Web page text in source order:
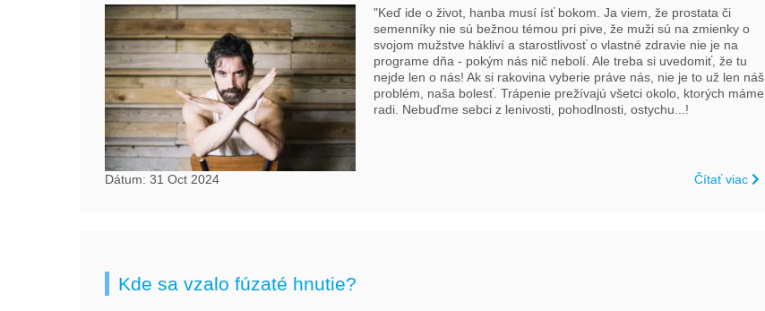
"Keď ide o život, hanba musí ísť bokom. Ja viem, že prostata či
semenníky nie sú bežnou témou pri pive, že muži sú na zmienky o
svojom mužstve hákliví a starostlivosť o vlastné zdravie nie je na
programe dňa - pokým nás nič nebolí. Ale treba si uvedomiť, že tu
nejde len o nás! Ak si rakovina vyberie práve nás, nie je to už len náš
problém, naša bolesť. Trápenie prežívajú všetci okolo, ktorých máme
radi. Nebuďme sebci z lenivosti, pohodlnosti, ostychu...!
Dátum: 31 Oct 2024 Čítať viac
Kde sa vzalo fúzaté hnutie?